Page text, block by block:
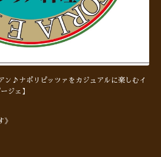
ン♪ナポリピッツァをカジュアルに楽しむイ
ジェ】
》